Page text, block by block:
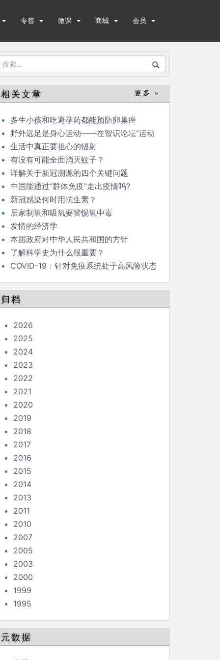
专答 微课 商城 会员
搜
：
相关文章 更多 »
多生小孩和吃避孕药都能预防卵巢癌
野外远足是身心运动——在智识论坛“运动
与健康”的发言
生活中真正要担心的辐射
有没有可能全面消灭蚊子？
详解关于新冠溯源的四个关键问题
中国能通过“群体免疫”走出疫情吗?
新冠感染何时用抗生素？
居家制氧和吸氧要警惕氧中毒
发情的经济学
本届政府对中华人民共和国的方针
了解科学史为什么很重要？
COVID-19：针对免疫系统处于高风险状态
归档
2026
2025
2024
2023
2022
2021
2020
2019
2018
2017
2016
2015
2014
2013
2011
2010
2007
2005
2003
2000
1999
1995
元数据